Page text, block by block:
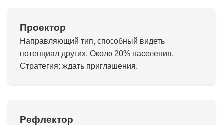
Проектор
Направляющий тип, способный видеть
потенциал других. Около 20% населения.
Стратегия: ждать приглашения.
Рефлектор